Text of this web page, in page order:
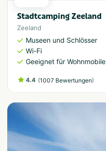
Stadtcamping Zeeland
Zeeland
Museen und Schlösser
Wi-Fi
Geeignet für Wohnmobile
4.4 (1007 Bewertungen)